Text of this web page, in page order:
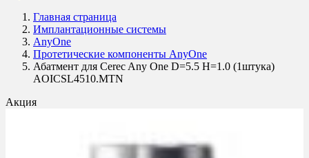
Главная страница
Имплантационные системы
AnyOne
Протетические компоненты AnyOne
Абатмент для Cerec Any One D=5.5 H=1.0 (1штука)
AOICSL4510.MTN
Акция